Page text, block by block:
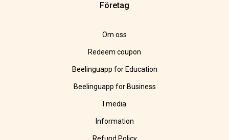
Företag
Om oss
Redeem coupon
Beelinguapp for Education
Beelinguapp for Business
I media
Information